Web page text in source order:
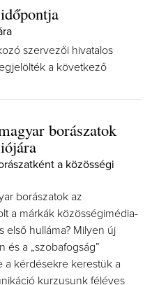
szervezői hivatalos
a következő
borászatok
a közösségi
borászatok az
a márkák közösségimédia-
első hulláma? Milyen új
és a „szobafogság”
a kérdésekre kerestük a
kurzusunk féléves